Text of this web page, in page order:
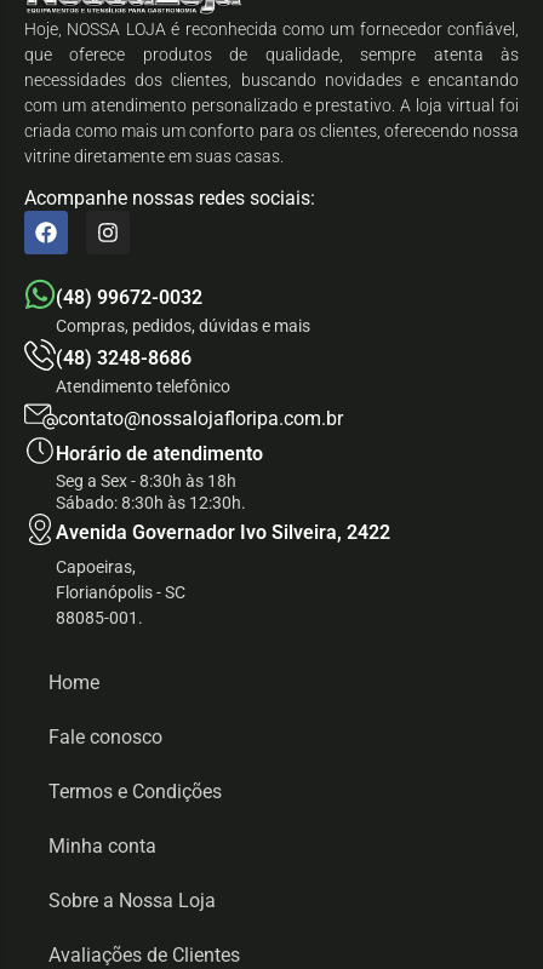
Hoje, NOSSA LOJA é reconhecida como um fornecedor confiável,
que oferece produtos de qualidade, sempre atenta às
necessidades dos clientes, buscando novidades e encantando
com um atendimento personalizado e prestativo. A loja virtual foi
criada como mais um conforto para os clientes, oferecendo nossa
vitrine diretamente em suas casas.
Acompanhe nossas redes sociais:
(48) 99672-0032
Compras, pedidos, dúvidas e mais
(48) 3248-8686
Atendimento telefônico
contato@nossalojafloripa.com.br
Horário de atendimento
Seg a Sex - 8:30h às 18h
Sábado: 8:30h às 12:30h.
Avenida Governador Ivo Silveira, 2422
Capoeiras,
Florianópolis - SC
88085-001.
Home
Fale conosco
Termos e Condições
Minha conta
Sobre a Nossa Loja
Avaliações de Clientes